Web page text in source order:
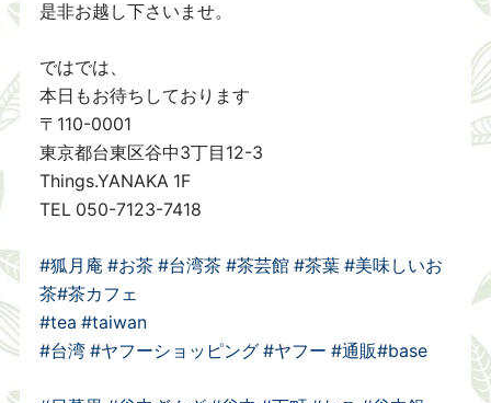
是非お越し下さいませ。
ではでは、
本日もお待ちしております
〒110-0001
東京都台東区谷中3丁目12-3
Things.YANAKA 1F
TEL 050-7123-7418
#狐月庵 #お茶 #台湾茶 #茶芸館 #茶葉 #美味しいお
茶#茶カフェ
#tea #taiwan
#台湾 #ヤフーショッピング #ヤフー #通販#base